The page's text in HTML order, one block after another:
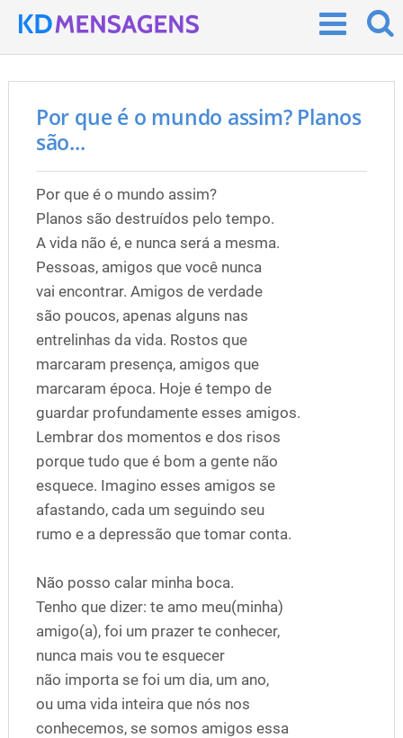
Por que é o mundo assim? Planos
são...
Por que é o mundo assim?
Planos são destruídos pelo tempo.
A vida não é, e nunca será a mesma.
Pessoas, amigos que você nunca
vai encontrar. Amigos de verdade
são poucos, apenas alguns nas
entrelinhas da vida. Rostos que
marcaram presença, amigos que
marcaram época. Hoje é tempo de
guardar profundamente esses amigos.
Lembrar dos momentos e dos risos
porque tudo que é bom a gente não
esquece. Imagino esses amigos se
afastando, cada um seguindo seu
rumo e a depressão que tomar conta.
Não posso calar minha boca.
Tenho que dizer: te amo meu(minha)
amigo(a), foi um prazer te conhecer,
nunca mais vou te esquecer
não importa se foi um dia, um ano,
ou uma vida inteira que nós nos
conhecemos, se somos amigos essa